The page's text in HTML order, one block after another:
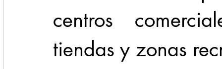
centros
tiendas y zonas